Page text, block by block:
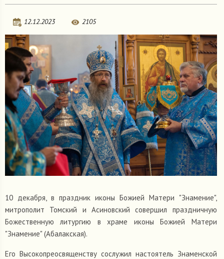
12.12.2023 2105
10 декабря, в праздник иконы Божией Матери "Знамение",
митрополит Томский и Асиновский совершил праздничную
Божественную литургию в храме иконы Божией Матери
"Знамение" (Абалакская).
Его Высокопреосвященству сослужил настоятель Знаменской